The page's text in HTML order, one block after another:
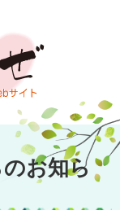
ン
お知ら